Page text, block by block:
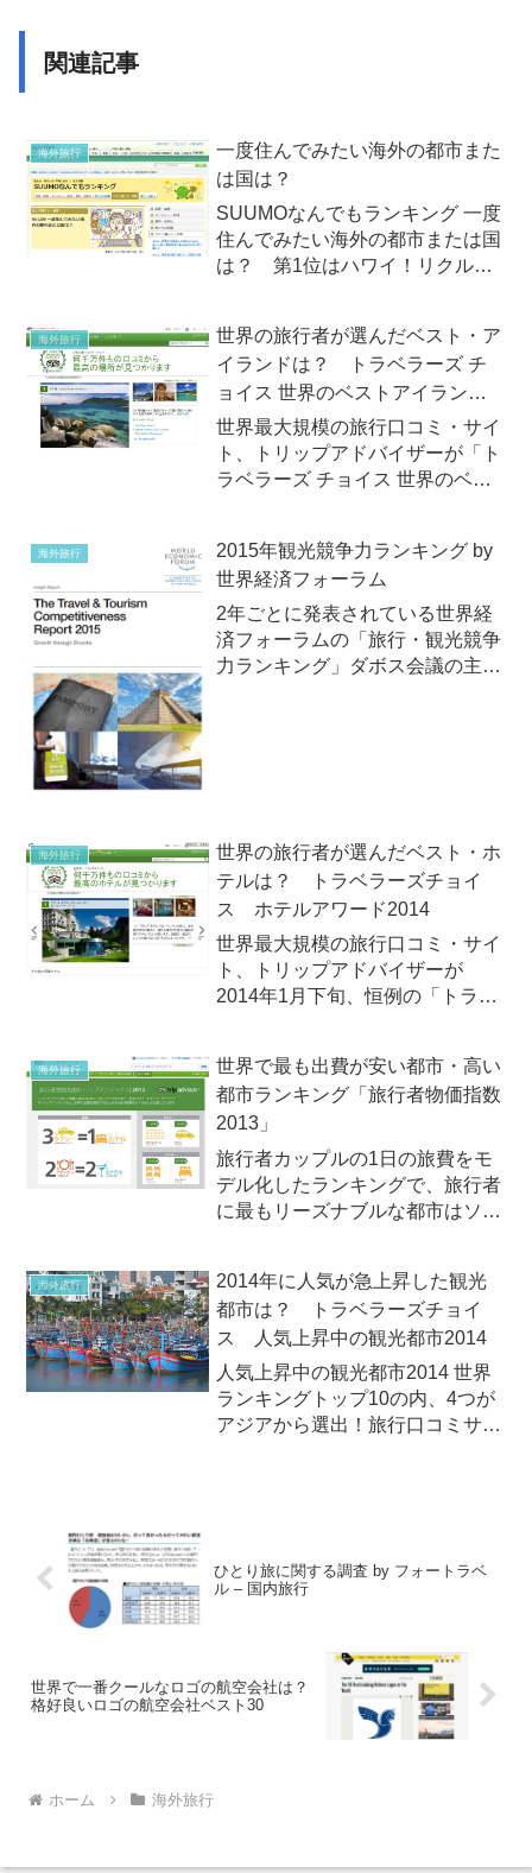
関連記事
海外旅行
一度住んでみたい海外の都市また
は国は？
SUUMOなんでもランキング 一度
住んでみたい海外の都市または国
は？ 第1位はハワイ！リクルー
ーモ）』は2013年8月9日
（金）、「一度住んでみたい海外
の都市または国は？」ランキ...
海外旅行
世界の旅行者が選んだベスト・ア
イランドは？ トラベラーズ チ
ョイス 世界のベストアイランド
2014
世界最大規模の旅行口コミ・サイ
ト、トリップアドバイザーが「ト
ラベラーズ チョイス 世界のベス
に投稿された口コミでの評価を独
自のアルゴリズムでランキング
化！
海外旅行
2015年観光競争力ランキング by
世界経済フォーラム
2年ごとに発表されている世界経
済フォーラムの「旅行・観光競争
力ランキング」ダボス会議の主催
海外旅行
世界の旅行者が選んだベスト・ホ
テルは？ トラベラーズチョイ
ス ホテルアワード2014
世界最大規模の旅行口コミ・サイ
ト、トリップアドバイザーが
2014年1月下旬、恒例の「トラベ
海外旅行
世界で最も出費が安い都市・高い
都市ランキング「旅行者物価指数
2013」
旅行者カップルの1日の旅費をモ
デル化したランキングで、旅行者
に最もリーズナブルな都市はソフ
ップアドバイザーが外国人観光客
数の多い世界49都市における旅行
者の出費を比較調査した...
海外旅行
2014年に人気が急上昇した観光
都市は？ トラベラーズチョイ
ス 人気上昇中の観光都市2014
人気上昇中の観光都市2014 世界
ランキングトップ10の内、4つが
アジアから選出！旅行口コミサイ
ひとり旅に関する調査 by フォートラベ
ル – 国内旅行
世界で一番クールなロゴの航空会社は？
格好良いロゴの航空会社ベスト30
ホーム 海外旅行